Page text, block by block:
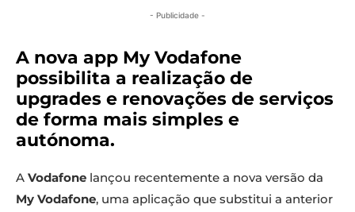
- Publicidade -
A nova app My Vodafone
possibilita a realização de
upgrades e renovações de serviços
de forma mais simples e
autónoma.
A Vodafone lançou recentemente a nova versão da
My Vodafone, uma aplicação que substitui a anterior